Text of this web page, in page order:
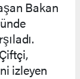
Bakan
izleyen